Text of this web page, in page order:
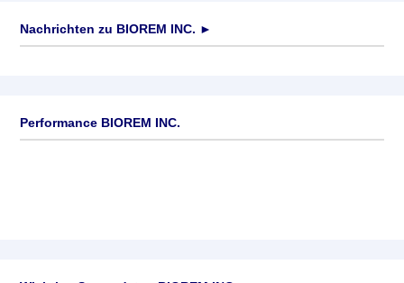
Nachrichten zu BIOREM INC. ►
Performance BIOREM INC.